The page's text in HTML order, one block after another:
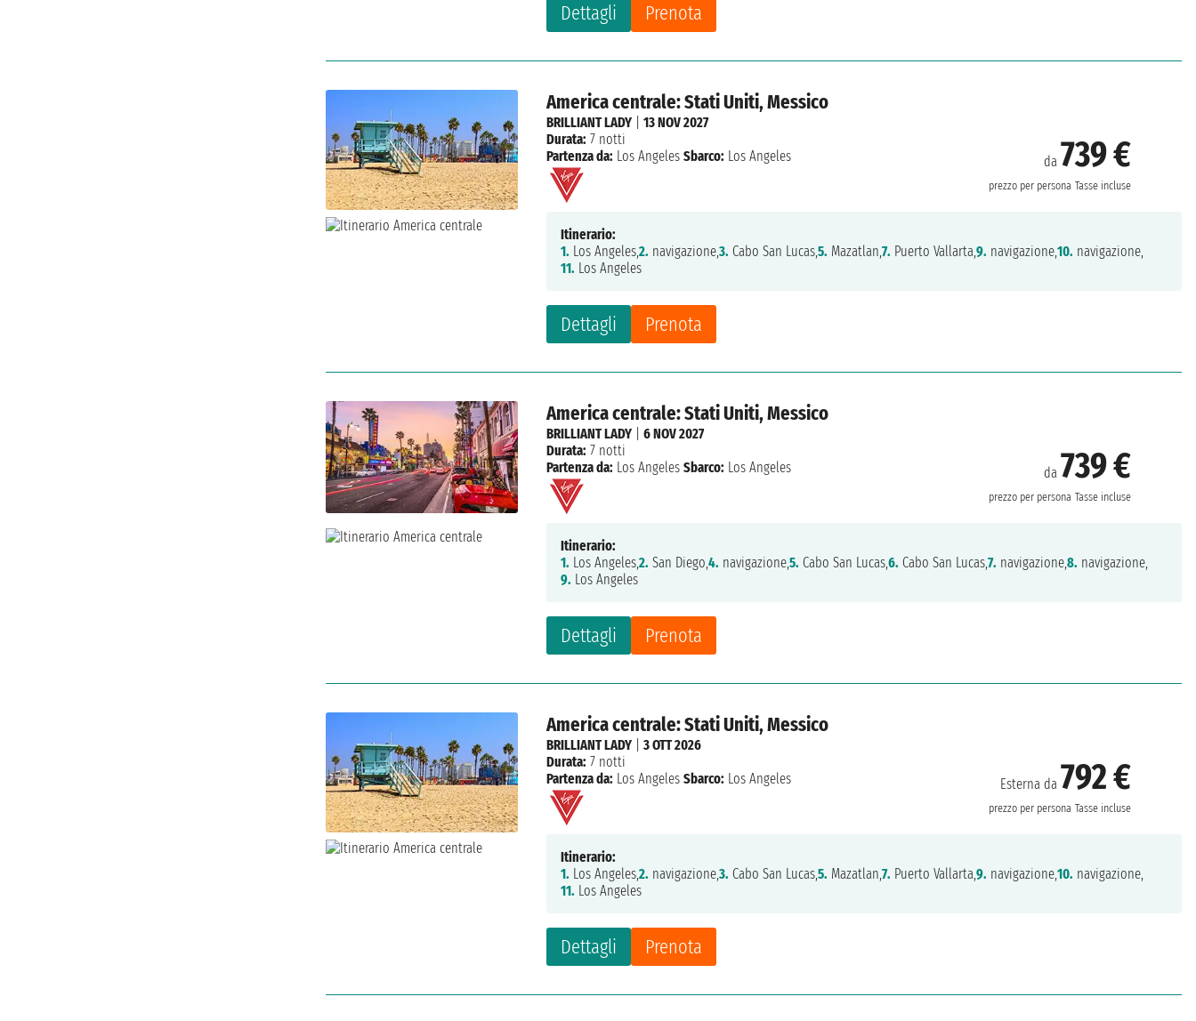
Dettagli Prenota
America centrale: Stati Uniti, Messico
da 739 €
prezzo per persona Tasse incluse
Dettagli Prenota
BRILLIANT LADY |13 NOV 2027
Durata: 7 notti
Partenza da: Los Angeles Sbarco: Los Angeles
Itinerario:
1. Los Angeles,2. navigazione,3. Cabo San Lucas,5. Mazatlan,7. Puerto Vallarta,9. navigazione,10. navigazione,
11. Los Angeles
America centrale: Stati Uniti, Messico
da 739 €
prezzo per persona Tasse incluse
Dettagli Prenota
BRILLIANT LADY |6 NOV 2027
Durata: 7 notti
Partenza da: Los Angeles Sbarco: Los Angeles
Itinerario:
1. Los Angeles,2. San Diego,4. navigazione,5. Cabo San Lucas,6. Cabo San Lucas,7. navigazione,8. navigazione,
9. Los Angeles
America centrale: Stati Uniti, Messico
Esterna da 792 €
prezzo per persona Tasse incluse
Dettagli Prenota
BRILLIANT LADY |3 OTT 2026
Durata: 7 notti
Partenza da: Los Angeles Sbarco: Los Angeles
Itinerario:
1. Los Angeles,2. navigazione,3. Cabo San Lucas,5. Mazatlan,7. Puerto Vallarta,9. navigazione,10. navigazione,
11. Los Angeles